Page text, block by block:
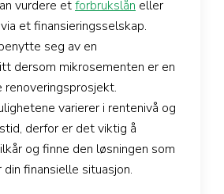
vurdere etforbrukslån eller
et finansieringsselskap.
seg av en
dersom mikrosementen er en
varierer i rentenivå og
derfor er det viktig å
og finne den løsningen som
finansielle situasjon.